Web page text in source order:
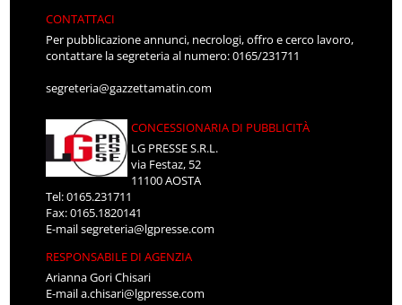
CONTATTACI
Per pubblicazione annunci, necrologi, offro e cerco lavoro,
contattare la segreteria al numero: 0165/231711
segreteria@gazzettamatin.com
CONCESSIONARIA DI PUBBLICITÀ
LG PRESSE S.R.L.
via Festaz, 52
11100 AOSTA
Tel: 0165.231711
Fax: 0165.1820141
E-mailsegreteria@lgpresse.com
RESPONSABILE DI AGENZIA
Arianna Gori Chisari
E-maila.chisari@lgpresse.com